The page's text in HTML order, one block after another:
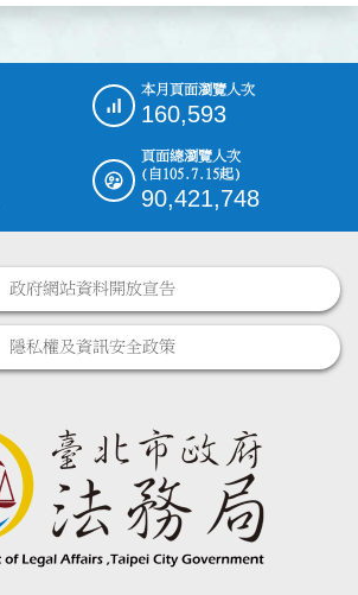
本月頁面瀏覽人次
160,593
頁面總瀏覽人次
(自105.7.15起)
90,421,748
政府網站資料開放宣告
隱私權及資訊安全政策